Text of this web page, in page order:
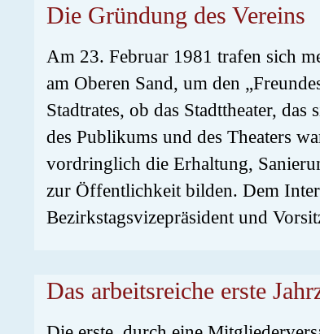
Die Gründung des Vereins
Am 23. Februar 1981 trafen sich
am Oberen Sand, um den
Stadtrates, ob das Stadttheater,
des Publikums und des Theaters
vordringlich die Erhaltung,
zur Öffentlichkeit bilden. Dem
Bezirkstagsvizepräsident und
Das arbeitsreiche erste